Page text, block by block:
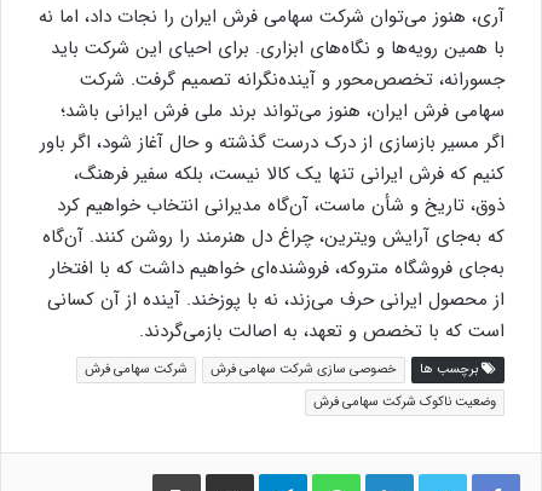
آری، هنوز می‌توان شرکت سهامی فرش ایران را نجات داد، اما نه
با همین رویه‌ها و نگاه‌های ابزاری. برای احیای این شرکت باید
جسورانه، تخصص‌محور و آینده‌نگرانه تصمیم گرفت. شرکت
سهامی فرش ایران، هنوز می‌تواند برند ملی فرش ایرانی باشد؛
اگر مسیر بازسازی از درک درست گذشته و حال آغاز شود، اگر باور
کنیم که فرش ایرانی تنها یک کالا نیست، بلکه سفیر فرهنگ،
ذوق، تاریخ و شأن ماست، آن‌گاه مدیرانی انتخاب خواهیم کرد
که به‌جای آرایش ویترین، چراغ دل هنرمند را روشن کنند. آن‌گاه
به‌جای فروشگاه متروکه، فروشنده‌ای خواهیم داشت که با افتخار
از محصول ایرانی حرف می‌زند، نه با پوزخند. آینده از آن کسانی
است که با تخصص و تعهد، به اصالت بازمی‌گردند.
برچسب ها خصوصی سازی شرکت سهامی فرش
شرکت سهامی فرش
وضعیت ناکوک شرکت سهامی فرش
لینکدین واتس آپ تلگرام اشتراک گذاری از طریق ایمیل